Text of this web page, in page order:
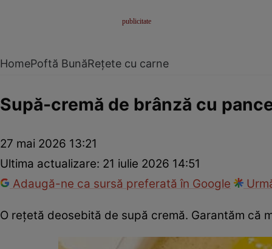
HomePoftă BunăRețete cu carne
Supă-cremă de brânză cu
27 mai 2026 13:21
Ultima actualizare: 21 iulie 2026 14:51
Adaugă-ne ca sursă preferată în Google
O reţetă deosebită de supă cremă. Garantăm că